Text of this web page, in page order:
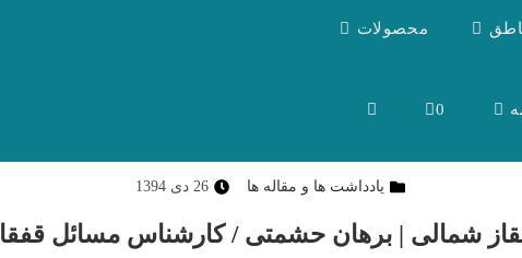
محصولات
0
یادداشت ها و مقاله ها 26 دی 1394
شمالی | برهان حشمتی / کارشناس مسائل